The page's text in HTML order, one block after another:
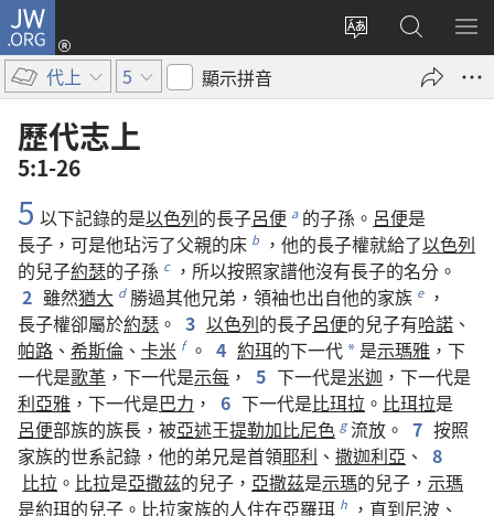
JW.ORG
更
網
登
入
啟
搜
尋
JW.ORG
顯
選
代上 5 顯示拼音
歷代志上
5:1-26
5 以下記錄的是以色列的長子呂便 a 的子孫 。 呂便是
長子 ， 可是他玷污了父親的床 b ， 他的長子權就給了以色列
的兒子約瑟的子孫 c ， 所以按照家譜他沒有長子的名分 。
2 雖然猶大 d 勝過其他兄弟 ， 領袖也出自他的家族 e
，
長子權卻屬於約瑟 。 3 以色列的長子呂便的兒子有哈諾 、
帕路 、 希斯倫 、 卡米 f 。 4 約珥的下一代 * 是示瑪雅 ， 下
一代是歌革 ， 下一代是示每 ， 5 下一代是米迦 ， 下一代是
利亞雅 ， 下一代是巴力 ， 6 下一代是比珥拉 。 比珥拉是
呂便部族的族長 ， 被亞述王提勒加比尼色 g 流放 。 7 按照
家族的世系記錄 ， 他的弟兄是首領耶利 、 撒迦利亞 、 8
比拉 。 比拉是亞撒茲的兒子 ， 亞撒茲是示瑪的兒子 ， 示瑪
是約珥的兒子 。 比拉家族的人住在亞羅珥 h ， 直到尼波 、